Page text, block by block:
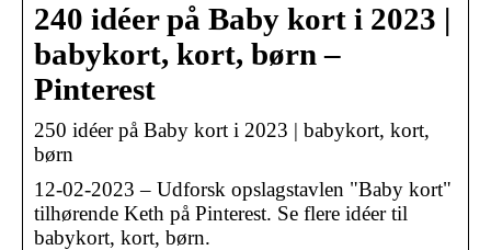
240 idéer på Baby kort i 2023 |
babykort, kort, børn –
Pinterest
250 idéer på Baby kort i 2023 | babykort, kort,
børn
12-02-2023 – Udforsk opslagstavlen "Baby kort"
tilhørende Keth på Pinterest. Se flere idéer til
babykort, kort, børn.